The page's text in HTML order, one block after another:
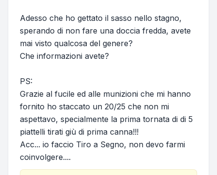
Adesso che ho gettato il sasso nello stagno,
sperando di non fare una doccia fredda, avete
mai visto qualcosa del genere?
Che informazioni avete?
PS:
Grazie al fucile ed alle munizioni che mi hanno
fornito ho staccato un 20/25 che non mi
aspettavo, specialmente la prima tornata di di 5
piattelli tirati giù di prima canna!!!
Acc... io faccio Tiro a Segno, non devo farmi
coinvolgere....